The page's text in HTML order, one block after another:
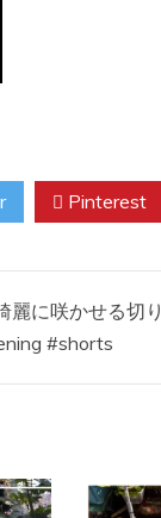
Pinterest
麗に咲かせる切
#shorts